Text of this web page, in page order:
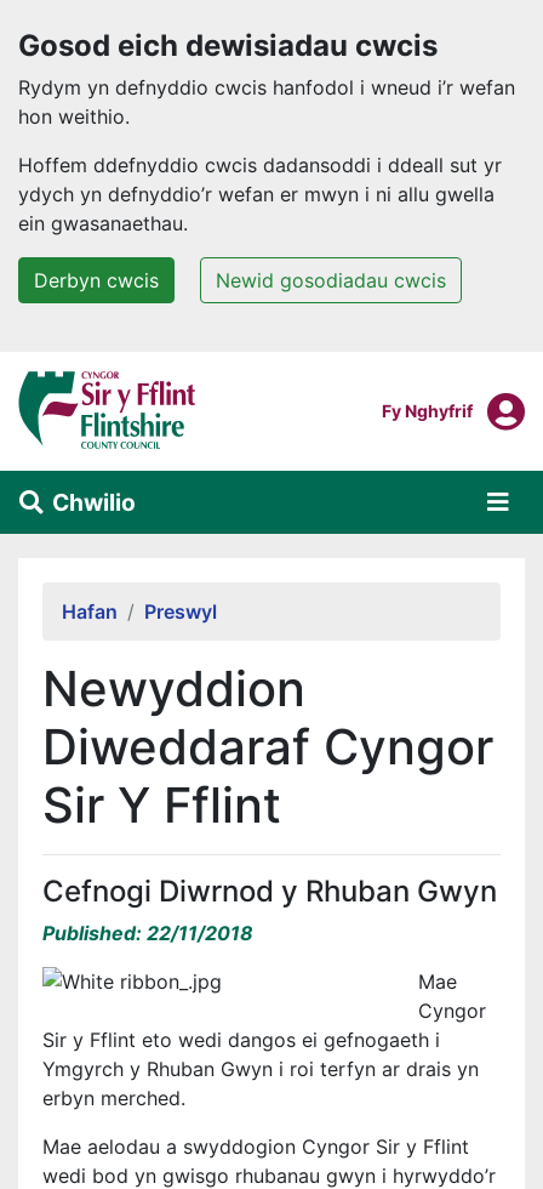
Gosod eich dewisiadau cwcis
Rydym yn defnyddio cwcis hanfodol i wneud i’r wefan
hon weithio.
Hoffem ddefnyddio cwcis dadansoddi i ddeall sut yr
ydych yn defnyddio’r wefan er mwyn i ni allu gwella
ein gwasanaethau.
Derbyn cwcis Newid gosodiadau cwcis
Neidio i'r prif gynnwys
Mewngofnodi I
Fy Nghyfrif
Chwilio
Hafan Preswyl
Newyddion
Diweddaraf Cyngor
Sir Y Fflint
Cefnogi Diwrnod y Rhuban Gwyn
Published: 22/11/2018
Mae
Cyngor
Sir y Fflint eto wedi dangos ei gefnogaeth i
Ymgyrch y Rhuban Gwyn i roi terfyn ar drais yn
erbyn merched.
Mae aelodau a swyddogion Cyngor Sir y Fflint
wedi bod yn gwisgo rhubanau gwyn i hyrwyddo’r